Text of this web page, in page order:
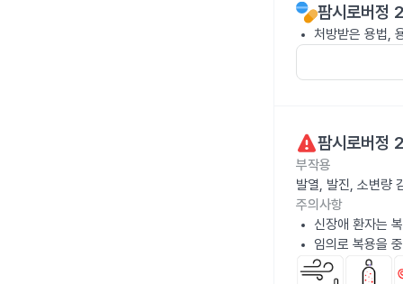
팜시로버
처방받은 용법,
팜시로버
부작용
발열, 발진, 소변량
주의사항
신장애 환자는
임의로 복용을